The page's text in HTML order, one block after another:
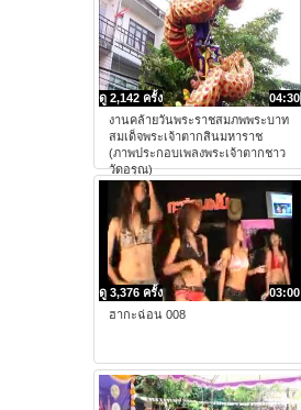
04:30
ดู 2,142 ครั้ง
งานคล้ายวันพระราชสมภพพระบาท
สมเด็จพระเจ้าตากสินมหาราช
(ภาพประกอบเพลงพระเจ้าตากชาว
วัดอรุณ)
03:00
ดู 3,376 ครั้ง
ฮากะฉ่อน 008